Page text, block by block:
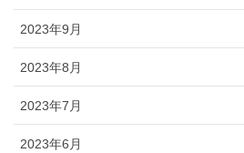
2023年9月
2023年8月
2023年7月
2023年6月